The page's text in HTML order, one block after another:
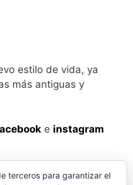
estilo de vida, ya
más antiguas y
e instagram
terceros para garantizar el